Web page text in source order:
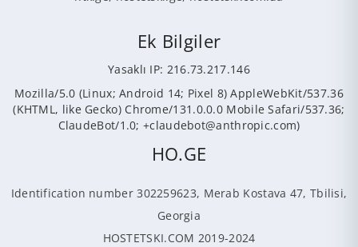
Ek Bilgiler
Yasaklı IP: 216.73.217.146
Mozilla/5.0 (Linux; Android 14; Pixel 8) AppleWebKit/537.36
(KHTML, like Gecko) Chrome/131.0.0.0 Mobile Safari/537.36;
ClaudeBot/1.0; +claudebot@anthropic.com)
HO.GE
Identification number 302259623, Merab Kostava 47, Tbilisi,
Georgia
HOSTETSKI.COM 2019-2024